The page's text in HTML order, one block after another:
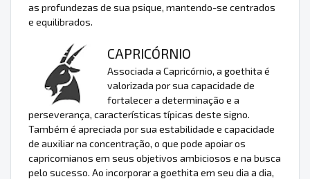
as profundezas de sua psique, mantendo-se centrados
e equilibrados.
CAPRICÓRNIO
Associada a Capricórnio, a goethita é
valorizada por sua capacidade de
fortalecer a determinação e a
perseverança, características típicas deste signo.
Também é apreciada por sua estabilidade e capacidade
de auxiliar na concentração, o que pode apoiar os
capricornianos em seus objetivos ambiciosos e na busca
pelo sucesso. Ao incorporar a goethita em seu dia a dia,